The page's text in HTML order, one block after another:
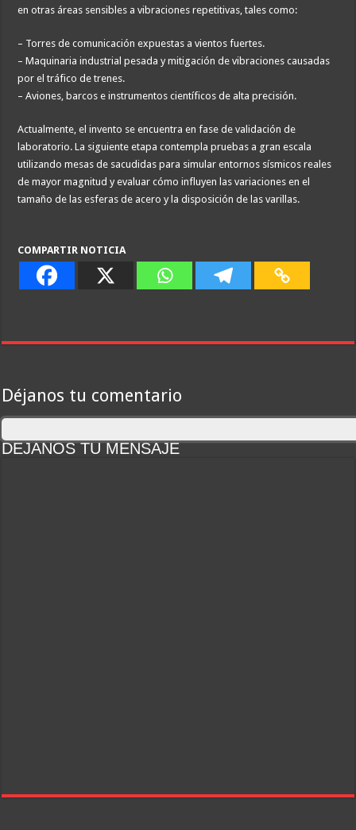
en otras áreas sensibles a vibraciones repetitivas, tales como:
– Torres de comunicación expuestas a vientos fuertes.
– Maquinaria industrial pesada y mitigación de vibraciones causadas
por el tráfico de trenes.
– Aviones, barcos e instrumentos científicos de alta precisión.
Actualmente, el invento se encuentra en fase de validación de
laboratorio. La siguiente etapa contempla pruebas a gran escala
utilizando mesas de sacudidas para simular entornos sísmicos reales
de mayor magnitud y evaluar cómo influyen las variaciones en el
tamaño de las esferas de acero y la disposición de las varillas.
COMPARTIR NOTICIA
Déjanos tu comentario
DEJANOS TU MENSAJE